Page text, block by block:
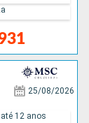
25/08/2026
12 anos